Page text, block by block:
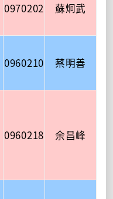
0970202 蘇炯武
0960210 蔡明善
0960218 余昌峰